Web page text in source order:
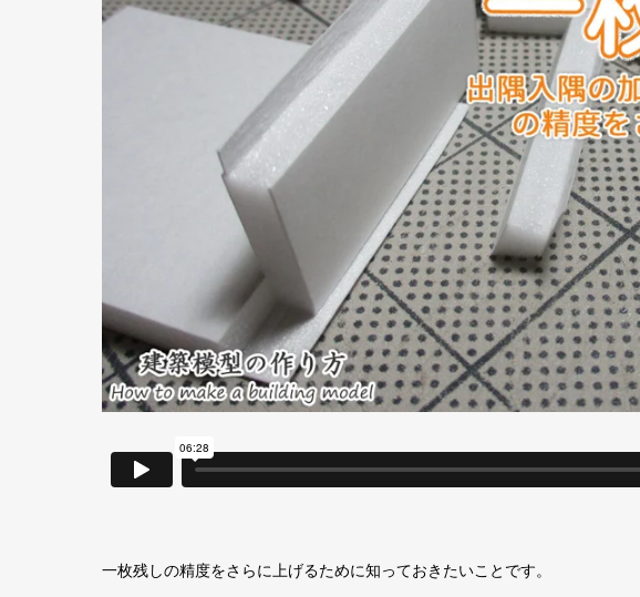
一枚残しの精度をさらに上げるために知っておきたいことです。